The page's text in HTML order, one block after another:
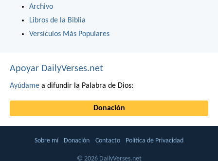
Archivo
Libros de la Biblia
Versículos Más Populares
Apoyar DailyVerses.net
Ayúdame a difundir la Palabra de Dios:
Donación
Sobre mí Donación Contacto Política de Privacidad
© 2026 DailyVerses.net